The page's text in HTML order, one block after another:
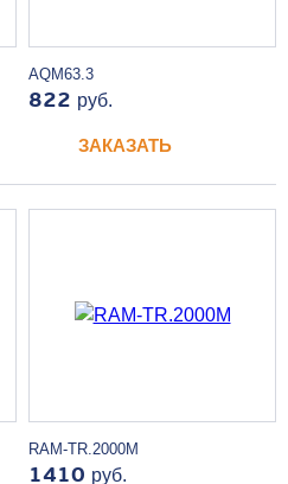
AQM63.3
822 руб.
ЗАКАЗАТЬ
RAM-TR.2000M
1410 руб.